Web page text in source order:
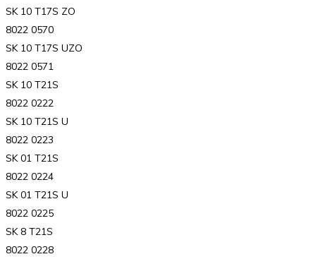
SK 10 T17S ZO
8022 0570
SK 10 T17S UZO
8022 0571
SK 10 T21S
8022 0222
SK 10 T21S U
8022 0223
SK 01 T21S
8022 0224
SK 01 T21S U
8022 0225
SK 8 T21S
8022 0228